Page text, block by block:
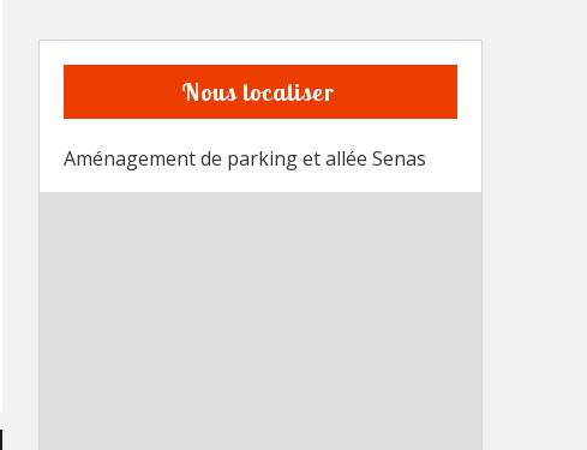
Nous localiser
Aménagement de parking et allée Senas